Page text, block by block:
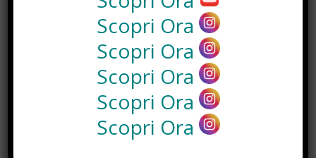
k
Come scegliere la lingerie
Sito web? Ecco cosa sapere!
Related Posts
Scopri Ora
Scopri Ora
Scopri Ora
Scopri Ora
Scopri Ora